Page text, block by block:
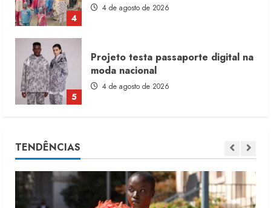
5
4 de agosto de 2026
1
Dia dos Pais reforça retomada da
moda no varejo
7 de agosto de 2026
2
TENDÊNCIAS